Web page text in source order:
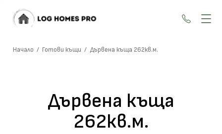
Начало / Готови къщи / Дървена къща 262кв.м.
+359
Дървена къща
262кв.м.